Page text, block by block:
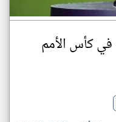
في كأس الأمم